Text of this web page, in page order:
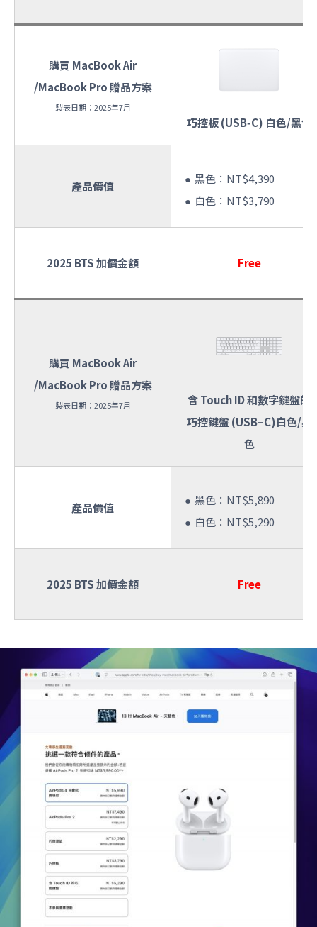
購買 MacBook Air
/MacBook Pro 贈品方案
製表日期：2025年7月
巧控板 (USB‑C) 白色/黑色
產品價值
黑色：NT$4,390
白色：NT$3,790
2025 BTS 加價金額 Free
購買 MacBook Air
/MacBook Pro 贈品方案
製表日期：2025年7月
含 Touch ID 和數字鍵盤的
巧控鍵盤 (USB–C)白色/黑
色
產品價值
黑色：NT$5,890
白色：NT$5,290
2025 BTS 加價金額 Free